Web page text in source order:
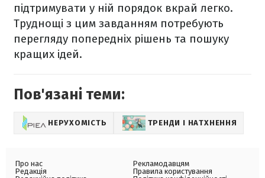
підтримувати у ній порядок вкрай легко.
Труднощі з цим завданням потребують
перегляду попередніх рішень та пошуку
кращих ідей.
Пов'язані теми:
НЕРУХОМІСТЬ ТРЕНДИ І НАТХНЕННЯ
Про нас
Редакція
Рекламодавцям
Правила користування